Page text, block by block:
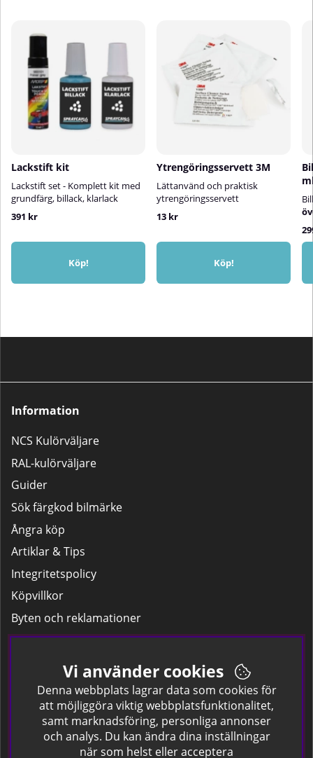
Lackstift kit
Lackstift set - Komplett kit med
grundfärg, billack, klarlack
391 kr
Köp!
Ytrengöringsservett 3M
Lättanvänd och praktisk
ytrengöringsservett
13 kr
Köp!
Information
NCS Kulörväljare
RAL-kulörväljare
Guider
Sök färgkod bilmärke
Ångra köp
Artiklar & Tips
Integritetspolicy
Köpvillkor
Byten och reklamationer
Leverans
Hitta färgkoden på bilen.
Företagskund
Om oss
Vi använder cookies
Denna webbplats lagrar data som cookies för
att möjliggöra viktig webbplatsfunktionalitet,
samt marknadsföring, personliga annonser
och analys. Du kan ändra dina inställningar
när som helst eller acceptera